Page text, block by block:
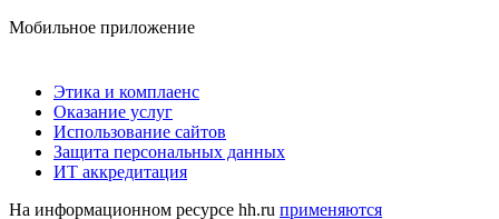
Мобильное приложение
Этика и комплаенс
Оказание услуг
Использование сайтов
Защита персональных данных
ИТ аккредитация
На информационном ресурсе hh.ru применяются